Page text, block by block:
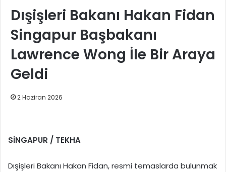
Dışişleri Bakanı Hakan Fidan
Singapur Başbakanı
Lawrence Wong İle Bir Araya
Geldi
2 Haziran 2026
SİNGAPUR / TEKHA
Dışişleri Bakanı Hakan Fidan, resmi temaslarda bulunmak